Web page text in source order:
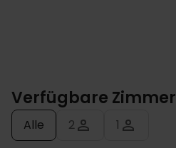
Verfügbare Zimmer
Alle 2 1